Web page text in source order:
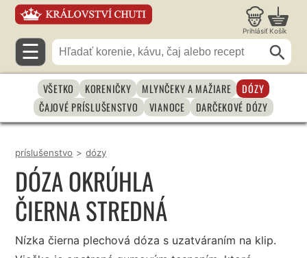
Prihlásiť Košík
☰
VŠETKO KORENIČKY MLYNČEKY A MAŽIARE
DÓZY
ČAJOVÉ PRÍSLUŠENSTVO
VIANOCE DARČEKOVÉ DÓZY
príslušenstvo > dózy
DÓZA OKRÚHLA
ČIERNA STREDNÁ
Nízka čierna plechová dóza s uzatváraním na klip.